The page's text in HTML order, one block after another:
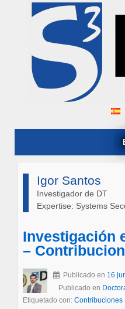
Igor Santos
Investigador de DT
Expertise: Systems
Investigación
–
Publicado en 16
Publicado en
Etiquetado con: Contribuciones